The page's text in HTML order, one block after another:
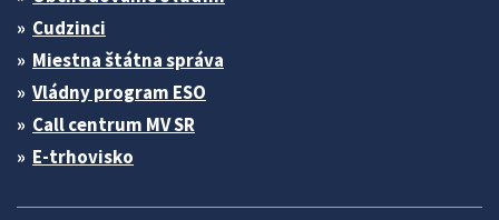
Cudzinci
Miestna štátna správa
Vládny program ESO
Call centrum MV SR
E-trhovisko